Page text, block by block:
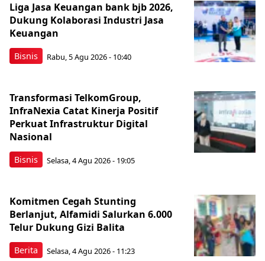
Bisnis
Liga Jasa Keuangan bank bjb 2026,
Dukung Kolaborasi Industri Jasa
Keuangan
Rabu, 5 Agu 2026 - 10:40
Bisnis
Transformasi TelkomGroup,
InfraNexia Catat Kinerja Positif
Perkuat Infrastruktur Digital
Nasional
Selasa, 4 Agu 2026 - 19:05
Berita
Komitmen Cegah Stunting
Berlanjut, Alfamidi Salurkan 6.000
Telur Dukung Gizi Balita
Selasa, 4 Agu 2026 - 11:23